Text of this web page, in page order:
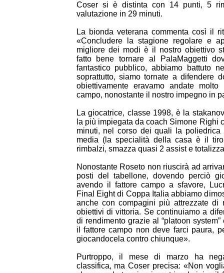
Coser si è distinta con 14 punti, 5
valutazione in 29 minuti.
La bionda veterana commenta così il
«Concludere la stagione regolare e
migliore dei modi è il nostro obiettivo
fatto bene tornare al PalaMaggetti
fantastico pubblico, abbiamo battuto
soprattutto, siamo tornate a difendere
obiettivamente eravamo andate
campo, nonostante il nostro impegno in
La giocatrice, classe 1998, è la
la più impiegata da coach Simone Righi
minuti, nel corso dei quali la
media (la specialità della casa è il
rimbalzi, smazza quasi 2 assist e
Nonostante Roseto non riuscirà ad
posti del tabellone, dovendo perciò
avendo il fattore campo a sfavore,
Final Eight di Coppa Italia abbiamo
anche con compagini più attrezzate di
obiettivi di vittoria. Se continuiamo a
di rendimento grazie al “platoon
il fattore campo non deve farci paura,
giocandocela contro chiunque».
Purtroppo, il mese di marzo ha
classifica, ma Coser precisa: «Non